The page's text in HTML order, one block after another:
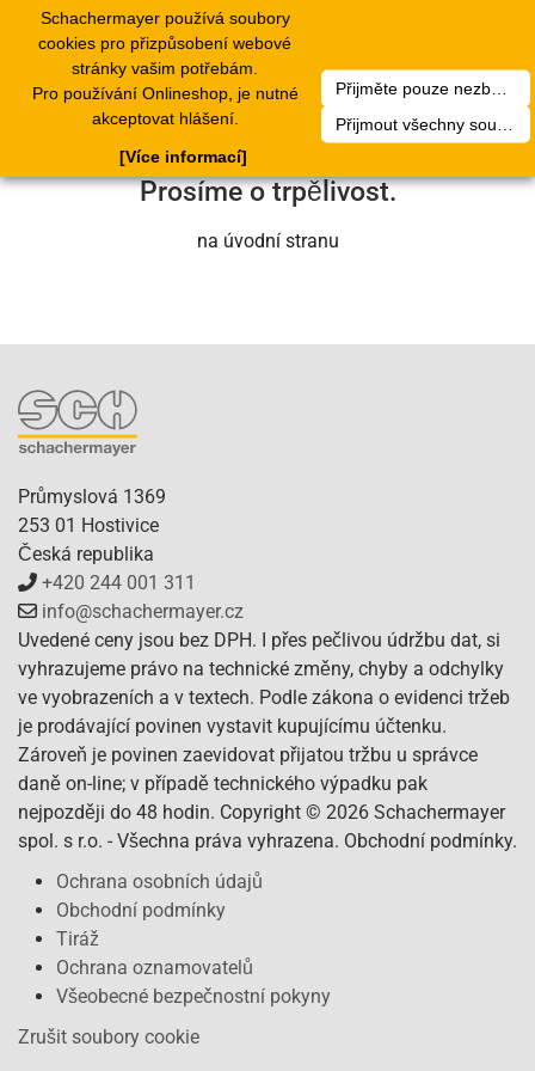
Schachermayer používá soubory
cookies pro přizpůsobení webové
stránky vašim potřebám.
Pro používání Onlineshop, je nutné
akceptovat hlášení.
Přijměte pouze nezbytné soubory cookie
[Více informací]
Bohužel došlo k technické chybě. Náš
servisní tým se o to brzy postará.
Prosíme o trpělivost.
na úvodní stranu
Průmyslová 1369
253 01 Hostivice
Česká republika
+420 244 001 311
info@schachermayer.cz
Uvedené ceny jsou bez DPH. I přes pečlivou údržbu dat, si
vyhrazujeme právo na technické změny, chyby a odchylky
ve vyobrazeních a v textech. Podle zákona o evidenci tržeb
je prodávající povinen vystavit kupujícímu účtenku.
Zároveň je povinen zaevidovat přijatou tržbu u správce
daně on-line; v případě technického výpadku pak
nejpozději do 48 hodin. Copyright © 2026 Schachermayer
spol. s r.o. - Všechna práva vyhrazena. Obchodní podmínky.
Ochrana osobních údajů
Obchodní podmínky
Tiráž
Ochrana oznamovatelů
Všeobecné bezpečnostní pokyny
Zrušit soubory cookie